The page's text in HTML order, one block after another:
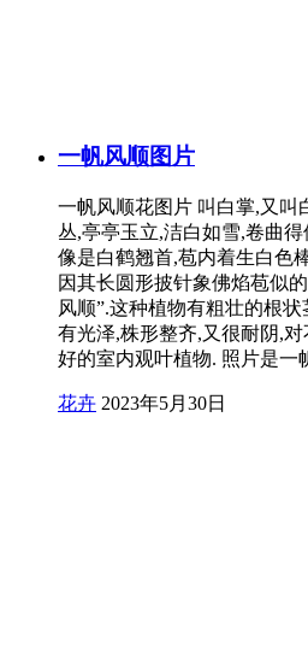
一帆风顺图片
一帆风顺花图片 叫白掌,又叫
丛,亭亭玉立,洁白如雪,卷曲
像是白鹤翘首,苞内着生白色
因其长圆形披针象佛焰苞似
风顺”.这种植物有粗壮的根
有光泽,株形整齐,又很耐阴,
好的室内观叶植物. 照片是
花卉 2023年5月30日